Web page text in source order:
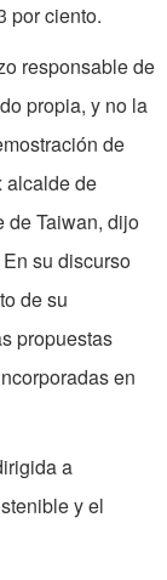
por ciento.
responsable de
propia, y no la
de
alcalde de
de Taiwan, dijo
su discurso
de su
propuestas
en
a
y el